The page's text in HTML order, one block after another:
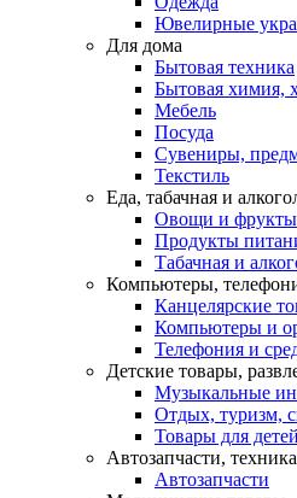
Ювелирные
Для дома
Бытовая техника
Бытовая химия,
Мебель
Посуда
Сувениры,
Текстиль
Еда, табачная и
Овощи и фрукты
Продукты
Табачная и
Компьютеры,
Канцелярские
Компьютеры и
Телефония и
Детские товары,
Музыкальные
Отдых, туризм,
Товары для детей
Автозапчасти, техника
Автозапчасти